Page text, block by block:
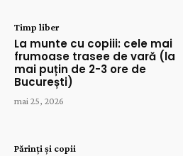
Timp liber
La munte cu copiii: cele mai
frumoase trasee de vară (la
mai puțin de 2-3 ore de
București)
mai 25, 2026
Părinți și copii